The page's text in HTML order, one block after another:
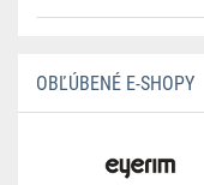
OBĽÚBENÉ E-SHOPY